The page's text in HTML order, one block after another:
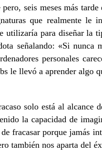
seis meses más
que realmente le
utilizaría para diseñar la
señalando: «Si nunca
personales
le llevó a aprender algo
solo está al alcance
la capacidad de
fracasar porque jamás
también nos aparta del